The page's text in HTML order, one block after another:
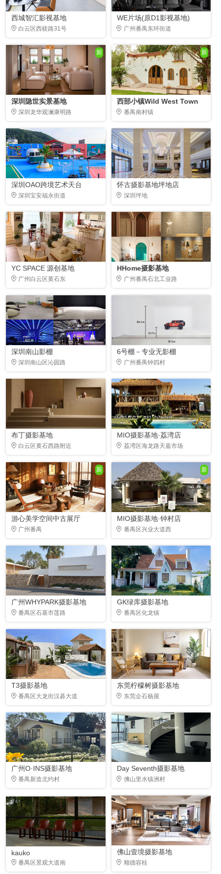
西城智汇影视基地
白云区西槎路31号
WE片场(原D1影视基地)
广州番禺东环街道
新
深圳隐世实景基地
深圳龙华观澜康明路
新
西部小镇Wild West Town
番禺南村镇
深圳OAO跨境艺术天台
深圳宝安福永街道
怀古摄影基地坪地店
深圳坪地
YC SPACE 源创基地
广州白云区黄石东
HHome摄影基地
广州番禺石北工业路
深圳南山影棚
深圳南山区沁园路
6号棚－专业无影棚
广州番禺钟四村
布丁摄影基地
白云区黄石西路附近
MIO摄影基地·荔湾店
荔湾区海龙路天嘉市场
新
游心美学空间中古展厅
广州番禺
新
MIO摄影基地·钟村店
番禺区兴业大道西
广州WHYPARK摄影基地
番禺区石基市莲路
GK绿库摄影基地
番禺区化龙镇
T3摄影基地
番禺区大龙街汉碁大道
东莞柠檬树摄影基地
东莞企石杨屋
广州O·INS摄影基地
番禺新造北约村
Day Seventh摄影基地
佛山里水镇洲村
kauko
番禺区景观大道南
佛山壹境摄影基地
顺德容桂